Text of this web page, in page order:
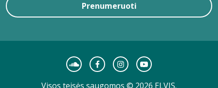
Prenumeruoti
Visos teisės saugomos © 2026 ELVIS.